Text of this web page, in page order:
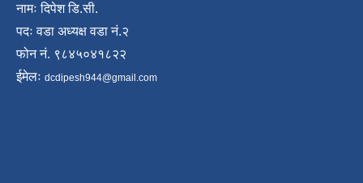
नामः दिपेश डि.सी.
पदः वडा अध्यक्ष वडा नं.२
फोन नं. ९८४५०४१८२२
ईमेलः dcdipesh944@gmail.com